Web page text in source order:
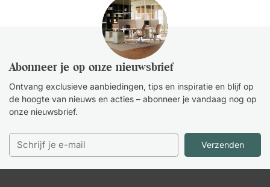
Abonneer je op onze nieuwsbrief
Ontvang exclusieve aanbiedingen, tips en inspiratie en blijf op
de hoogte van nieuws en acties – abonneer je vandaag nog op
onze nieuwsbrief.
Verzenden